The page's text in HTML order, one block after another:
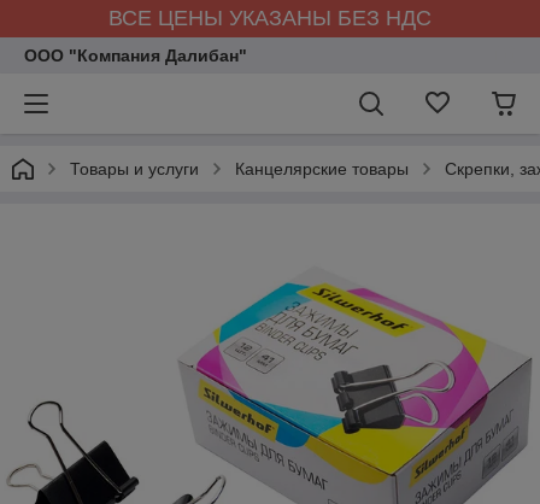
ВСЕ ЦЕНЫ УКАЗАНЫ БЕЗ НДС
ООО "Компания Далибан"
Товары и услуги Канцелярские товары Скрепки,